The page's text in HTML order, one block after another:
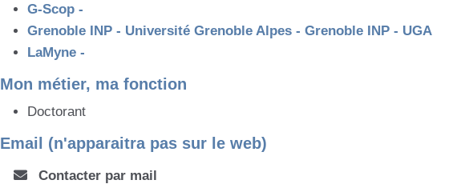
G-Scop -
Grenoble INP - Université Grenoble Alpes - Grenoble INP - UGA
LaMyne -
Mon métier, ma fonction
Doctorant
Email (n'apparaitra pas sur le web)
Contacter par mail